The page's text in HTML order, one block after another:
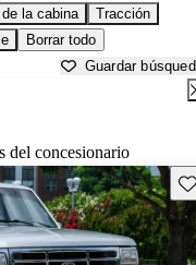
la cabina
Tracción
Borrar todo
Guardar
del concesionario